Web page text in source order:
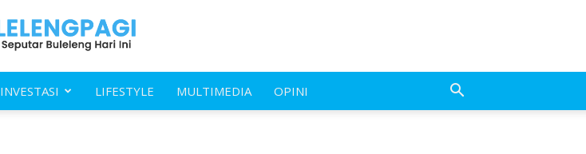
INVESTASI LIFESTYLE MULTIMEDIA OPINI